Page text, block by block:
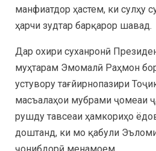
манфиатдор ҳастем, ки сулҳу
ҳарчи зудтар барқарор шавад.
Дар охири суханронӣ
муҳтарам Эмомалӣ Раҳмон
устувору тағйирнопазири
масъалаҳои мубрами ҷомеаи
рушду тавсеаи ҳамкориҳо
доштанд, ки мо қабули